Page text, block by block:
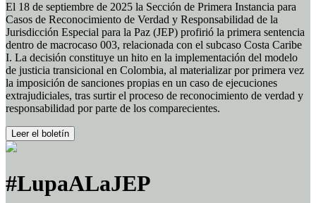
El 18 de septiembre de 2025 la Sección de Primera Instancia para
Casos de Reconocimiento de Verdad y Responsabilidad de la
Jurisdicción Especial para la Paz (JEP) profirió la primera sentencia
dentro de macrocaso 003, relacionada con el subcaso Costa Caribe
I. La decisión constituye un hito en la implementación del modelo
de justicia transicional en Colombia, al materializar por primera vez
la imposición de sanciones propias en un caso de ejecuciones
extrajudiciales, tras surtir el proceso de reconocimiento de verdad y
responsabilidad por parte de los comparecientes.
Leer el boletín
#LupaALaJEP